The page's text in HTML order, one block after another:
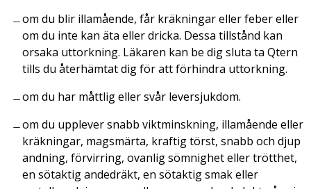
om du blir illamående, får kräkningar eller feber eller
om du inte kan äta eller dricka. Dessa tillstånd kan
orsaka uttorkning. Läkaren kan be dig sluta ta Qtern
tills du återhämtat dig för att förhindra uttorkning.
om du har måttlig eller svår leversjukdom.
om du upplever snabb viktminskning, illamående eller
kräkningar, magsmärta, kraftig törst, snabb och djup
andning, förvirring, ovanlig sömnighet eller trötthet,
en sötaktig andedräkt, en sötaktig smak eller